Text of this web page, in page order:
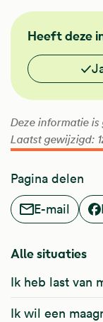
NHG
Heeft deze
Vond je deze
Deze informatie
Laatst gewijzigd:
Pagina delen
E-mail
Alle situaties
Ik heb last van
Ik wil een